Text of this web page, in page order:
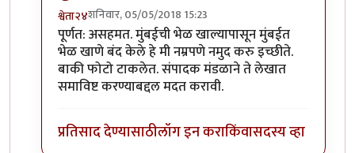
श्वेता२४शनिवार, 05/05/2018 15:23
In reply toकाही जुन्या मिपाकरांनुसारbyजेम्स वांड
पूर्णत: असहमत. मुंबईची भेळ खाल्यापासून मुंबईत
भेळ खाणे बंद केले हे मी नम्रपणे नमुद करु इच्छीते.
बाकी फोटो टाकलेत. संपादक मंडळाने ते लेखात
समाविष्ट करण्याबद्दल मदत करावी.
प्रतिसाद देण्यासाठीलॉग इन कराकिंवासदस्य व्हा